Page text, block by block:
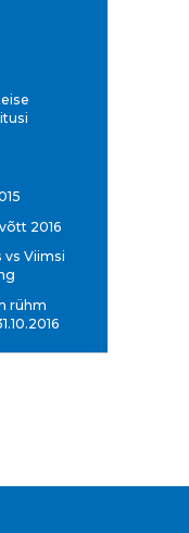
2016
vs Viimsi
rühm